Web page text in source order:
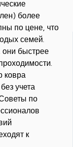
более
по цене, что
семей.
они быстрее
ковра
учета
по
к